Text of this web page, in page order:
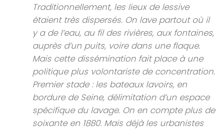
Traditionnellement, les lieux de lessive
étaient très dispersés. On lave partout où il
y a de l’eau, au fil des rivières, aux fontaines,
auprès d’un puits, voire dans une flaque.
Mais cette dissémination fait place à une
politique plus volontariste de concentration.
Premier stade : les bateaux lavoirs, en
bordure de Seine, délimitation d’un espace
spécifique du lavage. On en compte plus de
soixante en 1880. Mais déjà les urbanistes